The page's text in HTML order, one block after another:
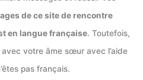
de ce site de rencontre
en langue française. Toutefois,
votre âme sœur avec l’aide
pas français.